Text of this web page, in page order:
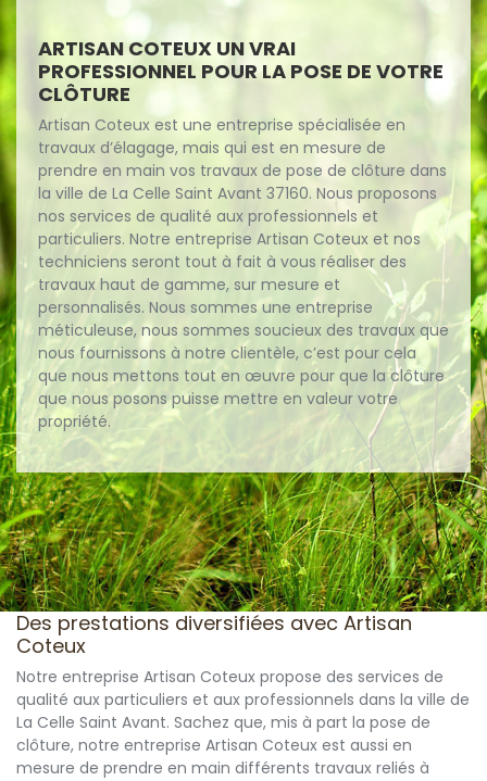
ARTISAN COTEUX UN VRAI
PROFESSIONNEL POUR LA POSE DE VOTRE
CLÔTURE
Artisan Coteux est une entreprise spécialisée en
travaux d’élagage, mais qui est en mesure de
prendre en main vos travaux de pose de clôture dans
la ville de La Celle Saint Avant 37160. Nous proposons
nos services de qualité aux professionnels et
particuliers. Notre entreprise Artisan Coteux et nos
techniciens seront tout à fait à vous réaliser des
travaux haut de gamme, sur mesure et
personnalisés. Nous sommes une entreprise
méticuleuse, nous sommes soucieux des travaux que
nous fournissons à notre clientèle, c’est pour cela
que nous mettons tout en œuvre pour que la clôture
que nous posons puisse mettre en valeur votre
propriété.
Des prestations diversifiées avec Artisan
Coteux
Notre entreprise Artisan Coteux propose des services de
qualité aux particuliers et aux professionnels dans la ville de
La Celle Saint Avant. Sachez que, mis à part la pose de
clôture, notre entreprise Artisan Coteux est aussi en
mesure de prendre en main différents travaux reliés à